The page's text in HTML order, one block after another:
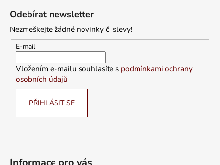
Odebírat newsletter
Nezmeškejte žádné novinky či slevy!
E-mail
Vložením e-mailu souhlasíte s podmínkami ochrany
osobních údajů
PŘIHLÁSIT SE
Informace pro vás